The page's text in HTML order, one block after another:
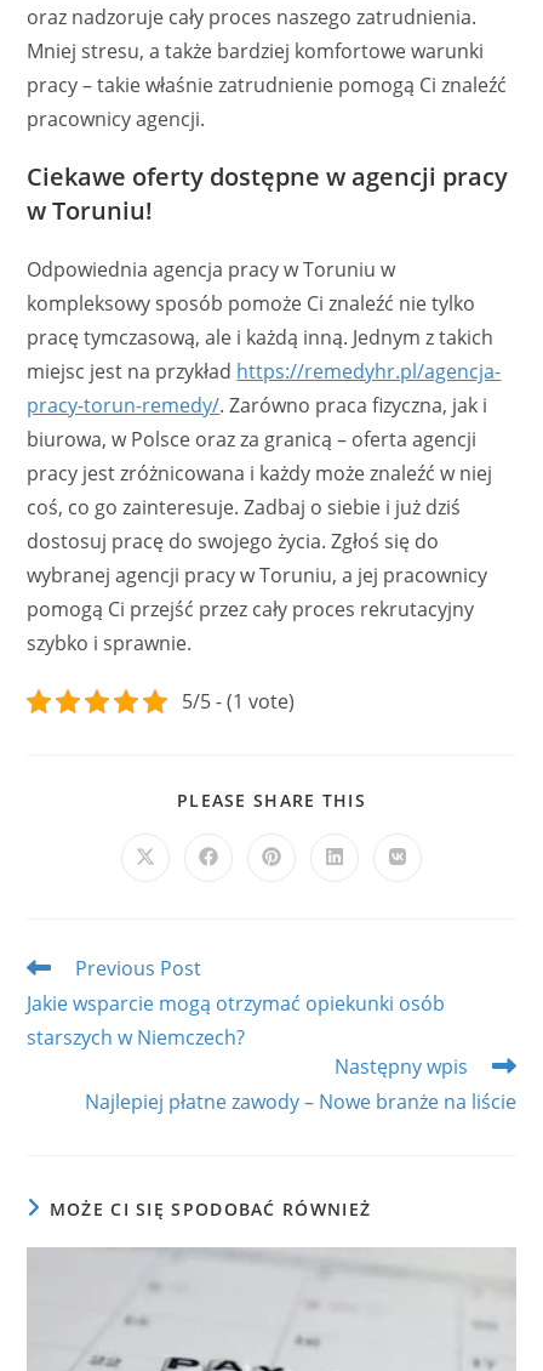
oraz nadzoruje cały proces naszego zatrudnienia.
Mniej stresu, a także bardziej komfortowe warunki
pracy – takie właśnie zatrudnienie pomogą Ci znaleźć
pracownicy agencji.
Ciekawe oferty dostępne w agencji pracy
w Toruniu!
Odpowiednia agencja pracy w Toruniu w
kompleksowy sposób pomoże Ci znaleźć nie tylko
pracę tymczasową, ale i każdą inną. Jednym z takich
miejsc jest na przykład https://remedyhr.pl/agencja-
pracy-torun-remedy/. Zarówno praca fizyczna, jak i
biurowa, w Polsce oraz za granicą – oferta agencji
pracy jest zróżnicowana i każdy może znaleźć w niej
coś, co go zainteresuje. Zadbaj o siebie i już dziś
dostosuj pracę do swojego życia. Zgłoś się do
wybranej agencji pracy w Toruniu, a jej pracownicy
pomogą Ci przejść przez cały proces rekrutacyjny
szybko i sprawnie.
5/5 - (1 vote)
PLEASE SHARE THIS
Opens
Opens Opens Opens Opens
Read
more
articles
Previous Post
Jakie wsparcie mogą otrzymać opiekunki osób
starszych w Niemczech?
Następny wpis
Najlepiej płatne zawody – Nowe branże na liście
MOŻE CI SIĘ SPODOBAĆ RÓWNIEŻ